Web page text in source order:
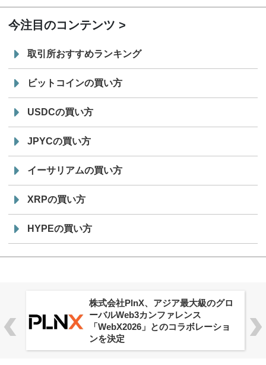
今注目のコンテンツ
取引所おすすめランキング
ビットコインの買い方
USDCの買い方
JPYCの買い方
イーサリアムの買い方
XRPの買い方
HYPEの買い方
株式会社PlnX、アジア最大級のグロ
ーバルWeb3カンファレンス
「WebX2026」とのコラボレーショ
ンを決定